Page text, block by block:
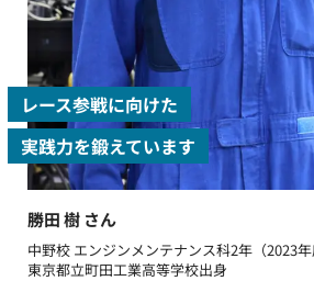
レース参戦に向けた
実践力を鍛えています
勝田 樹 さん
中野校 エンジンメンテナンス科2年（2023年
東京都立町田工業高等学校出身